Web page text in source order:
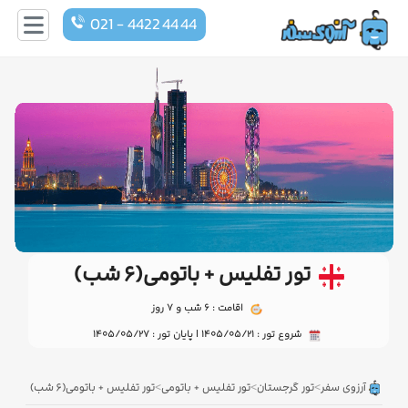
021 - 4422 44 44
تور تفلیس + باتومی(۶ شب)
اقامت : 6 شب و 7 روز
شروع تور : 1405/05/21 | پایان تور : 1405/05/27
آرزوی سفر>تور گرجستان>تور تفلیس + باتومی>تور تفلیس + باتومی(۶ شب)